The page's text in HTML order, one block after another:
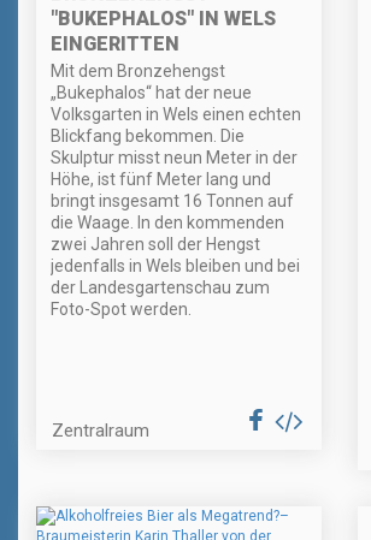
"BUKEPHALOS" IN WELS
EINGERITTEN
Mit dem Bronzehengst
„Bukephalos“ hat der neue
Volksgarten in Wels einen echten
Blickfang bekommen. Die
Skulptur misst neun Meter in der
Höhe, ist fünf Meter lang und
bringt insgesamt 16 Tonnen auf
die Waage. In den kommenden
zwei Jahren soll der Hengst
jedenfalls in Wels bleiben und bei
der Landesgartenschau zum
Foto-Spot werden.
Zentralraum